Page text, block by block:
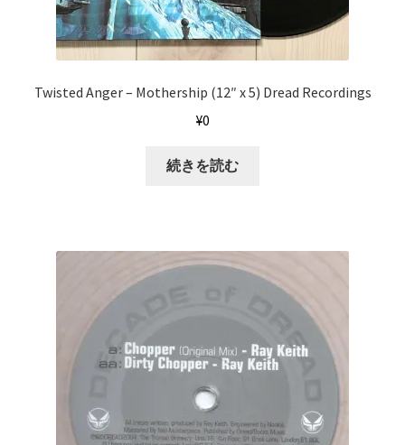
Twisted Anger ‎– Mothership (12″ x 5) Dread Recordings
¥0
続きを読む